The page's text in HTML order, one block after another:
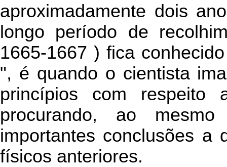
aproximadamente dois
longo período de
1665-1667 ) fica
", é quando o cientista
princípios com respeito
procurando, ao
importantes conclusões a
físicos anteriores.